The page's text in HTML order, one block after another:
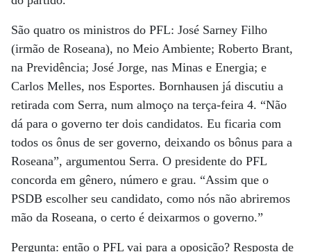
São quatro os ministros do PFL: José Sarney Filho
(irmão de Roseana), no Meio Ambiente; Roberto Brant,
na Previdência; José Jorge, nas Minas e Energia; e
Carlos Melles, nos Esportes. Bornhausen já discutiu a
retirada com Serra, num almoço na terça-feira 4. “Não
dá para o governo ter dois candidatos. Eu ficaria com
todos os ônus de ser governo, deixando os bônus para a
Roseana”, argumentou Serra. O presidente do PFL
concorda em gênero, número e grau. “Assim que o
PSDB escolher seu candidato, como nós não abriremos
mão da Roseana, o certo é deixarmos o governo.”
Pergunta: então o PFL vai para a oposição? Resposta de